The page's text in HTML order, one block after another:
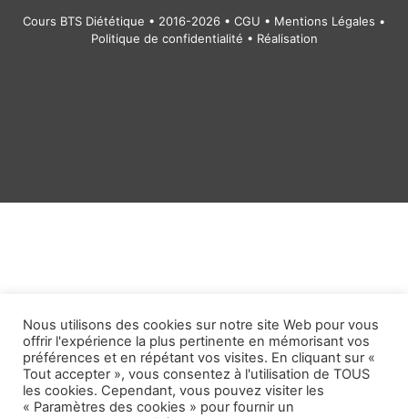
Cours BTS Diététique • 2016-2026 • CGU • Mentions Légales •
Politique de confidentialité • Réalisation
Nous utilisons des cookies sur notre site Web pour vous
offrir l'expérience la plus pertinente en mémorisant vos
préférences et en répétant vos visites. En cliquant sur «
Tout accepter », vous consentez à l'utilisation de TOUS
les cookies. Cependant, vous pouvez visiter les
« Paramètres des cookies » pour fournir un